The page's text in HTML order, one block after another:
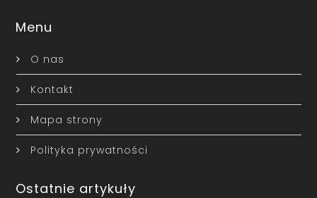
Menu
O nas
Kontakt
Mapa strony
Polityka prywatności
Ostatnie artykuły